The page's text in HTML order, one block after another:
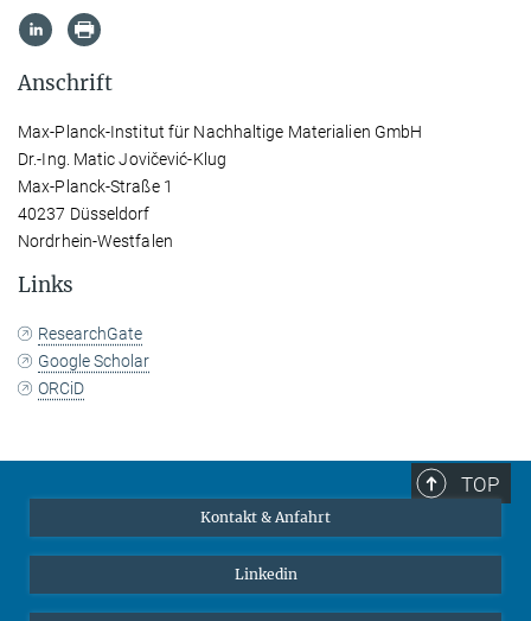
Anschrift
Max-Planck-Institut für Nachhaltige Materialien GmbH
Dr.-Ing. Matic Jovičević-Klug
Max-Planck-Straße 1
40237 Düsseldorf
Nordrhein-Westfalen
Links
ResearchGate
Google Scholar
ORCiD
TOP
Kontakt & Anfahrt
Linkedin